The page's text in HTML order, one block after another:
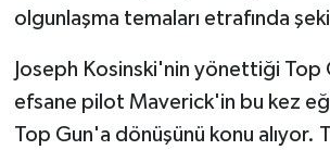
olgunlaşma temaları etrafında
Joseph Kosinski'nin yönettiği Top
efsane pilot Maverick'in bu kez
Top Gun'a dönüşünü konu alıyor.